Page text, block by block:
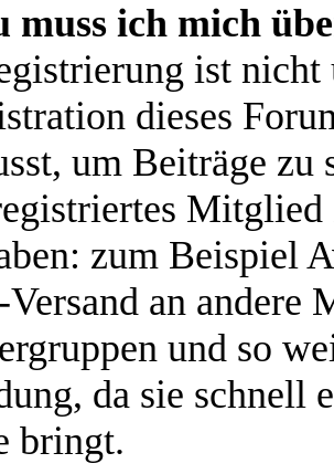
muss ich mich
ist
dieses
um Beiträge
zum Beispiel
an andere
und so
da sie schnell
bringt.